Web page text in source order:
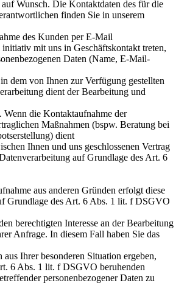
Wunsch. Die Kontaktdaten des für die
finden Sie in unserem
des Kunden per E-Mail
mit uns in Geschäftskontakt treten,
Daten (Name, E-Mail-
dem von Ihnen zur Verfügung gestellten
dient der Bearbeitung und
Wenn die Kontaktaufnahme der
Maßnahmen (bspw. Beratung bei
dient
Ihnen und uns geschlossenen Vertrag
auf Grundlage des Art. 6
aus anderen Gründen erfolgt diese
Grundlage des Art. 6 Abs. 1 lit. f DSGVO
berechtigten Interesse an der Bearbeitung
Anfrage. In diesem Fall haben Sie das
aus Ihrer besonderen Situation ergeben,
6 Abs. 1 lit. f DSGVO beruhenden
personenbezogener Daten zu